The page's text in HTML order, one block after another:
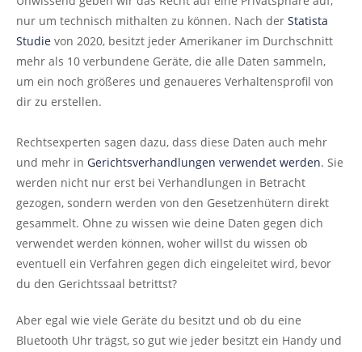
nur um technisch mithalten zu können. Nach der Statista
Studie von 2020, besitzt jeder Amerikaner im Durchschnitt
mehr als 10 verbundene Geräte, die alle Daten sammeln,
um ein noch größeres und genaueres Verhaltensprofil von
dir zu erstellen.
Rechtsexperten sagen dazu, dass diese Daten auch mehr
und mehr in Gerichtsverhandlungen verwendet werden. Sie
werden nicht nur erst bei Verhandlungen in Betracht
gezogen, sondern werden von den Gesetzenhütern direkt
gesammelt. Ohne zu wissen wie deine Daten gegen dich
verwendet werden können, woher willst du wissen ob
eventuell ein Verfahren gegen dich eingeleitet wird, bevor
du den Gerichtssaal betrittst?
Aber egal wie viele Geräte du besitzt und ob du eine
Bluetooth Uhr trägst, so gut wie jeder besitzt ein Handy und